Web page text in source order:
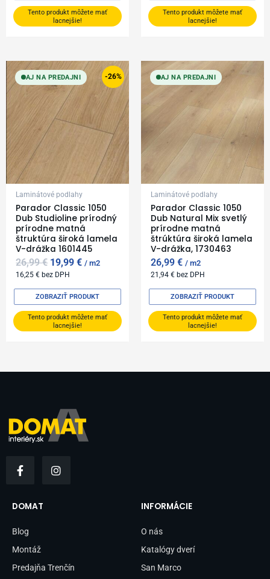
Tento produkt môžete mať
lacnejšie!
Tento produkt môžete mať
lacnejšie!
-26%
AJ NA PREDAJNI
Laminátové podlahy
Parador Classic 1050
Dub Studioline prírodný
prírodne matná
štruktúra široká lamela
V-drážka 1601445
26,99€
Original
price
was:
26,99 €.
19,99€
Current
price
is:
19,99 €.
m2
16,25€ bez DPH
Tento produkt môžete mať
lacnejšie!
ZOBRAZIŤ PRODUKT
AJ NA PREDAJNI
Laminátové podlahy
Parador Classic 1050
Dub Natural Mix svetlý
prírodne matná
štrúktúra široká lamela
V-drážka, 1730463
26,99€ m2
21,94€ bez DPH
Tento produkt môžete mať
lacnejšie!
ZOBRAZIŤ PRODUKT
a
b
o
k
-
n
DOMAT
Blog
Montáž
Predajňa Trenčín
INFORMÁCIE
O nás
Katalógy dverí
San Marco